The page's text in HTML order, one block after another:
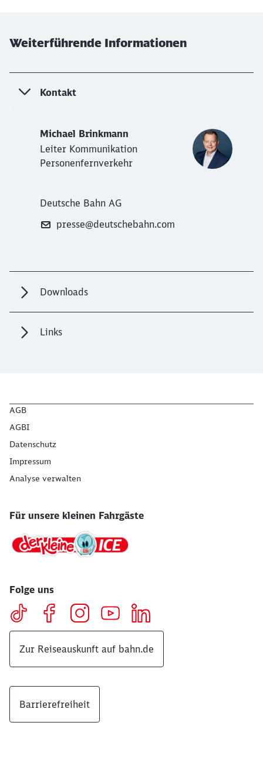
Weiterführende Informationen
Kontakt
Michael Brinkmann
Leiter Kommunikation
Personenfernverkehr
Deutsche Bahn AG
presse@deutschebahn.com
Downloads
Links
AGB
AGBI
Datenschutz
Impressum
Analyse verwalten
Für unsere kleinen Fahrgäste
Folge uns
Zur Reiseauskunft auf bahn.de
Barrierefreiheit